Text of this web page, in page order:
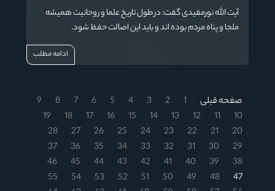
آیت الله نورمفیدی گفت: در طول تاریخ علما و روحانیت همیشه
ملجا و پناه مردم بوده اند و باید این اصالت حفظ شود.
ادامه مطلب
صفحه قبلی 1
2
3
4
5
6
7
8
9
10
11
12
13
14
15
16
17
18
19
20
21
22
23
24
25
26
27
28
29
30
31
32
33
34
35
36
37
38
39
40
41
42
43
44
45
46
47
48
49
50
51
52
53
54
55